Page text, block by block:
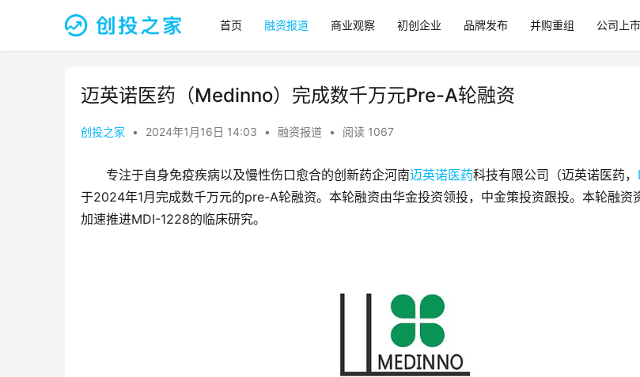
首页 融资报道 商业观察 初创企业 品牌发布 并购重组 公司上市
迈英诺医药（Medinno）完成数千万元Pre-A轮融资
创投之家 • 2024年1月16日 14:03 • 融资报道 • 阅读 1067
专注于自身免疫疾病以及慢性伤口愈合的创新药企河南迈英诺医药科技有限公司（迈英诺医药，
于2024年1月完成数千万元的pre-A轮融资。本轮融资由华金投资领投，中金策投资跟投。本轮融资
加速推进MDI-1228的临床研究。